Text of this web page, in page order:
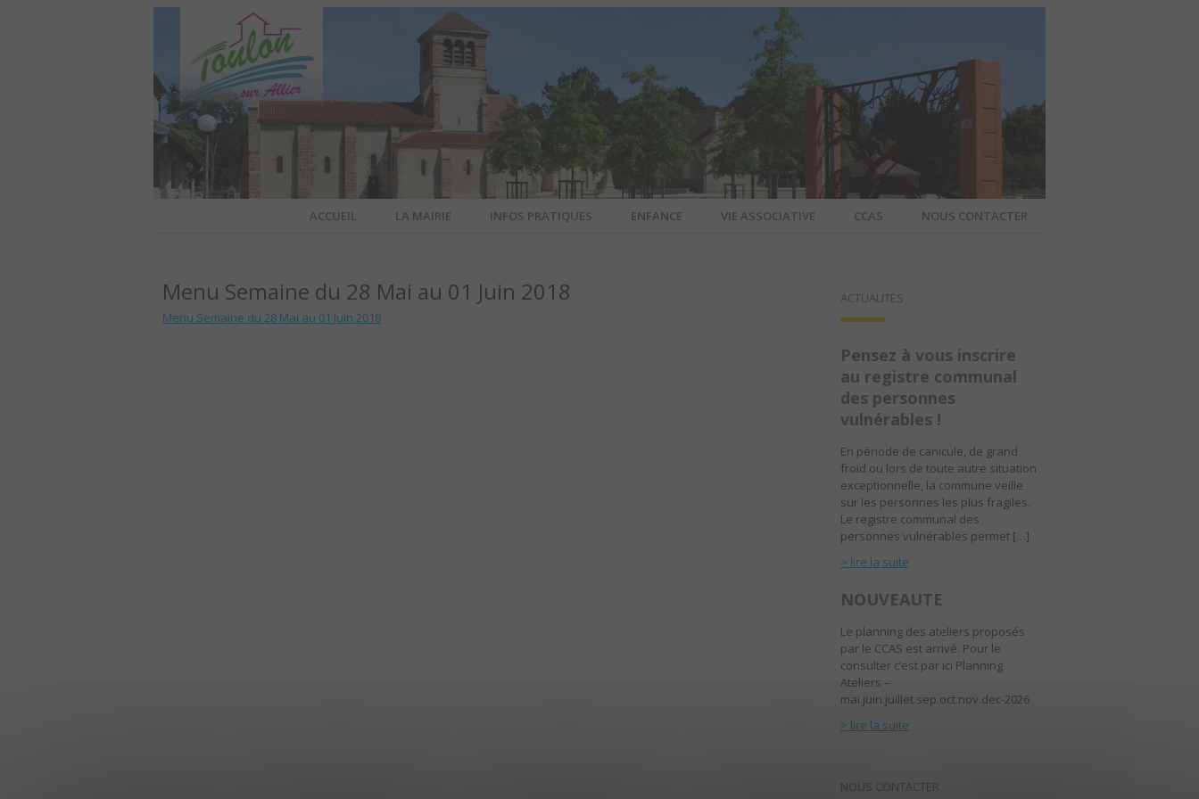
TOULON-SUR-ALLIER – SITE
OFFICIEL DE LA COMMUNE
ACCUEIL LA MAIRIE INFOS PRATIQUES ENFANCE VIE ASSOCIATIVE CCAS NOUS CONTACTER
Menu Semaine du 28 Mai au 01 Juin 2018
Menu Semaine du 28 Mai au 01 Juin 2018
ACTUALITÉS
Pensez à vous inscrire
au registre communal
des personnes
vulnérables !
En période de canicule, de grand
froid ou lors de toute autre situation
exceptionnelle, la commune veille
sur les personnes les plus fragiles.
Le registre communal des
personnes vulnérables permet […]
> lire la suite
NOUVEAUTE
Le planning des ateliers proposés
par le CCAS est arrivé. Pour le
consulter c’est par ici Planning
Ateliers –
mai.juin.juillet.sep.oct.nov.dec-2026
> lire la suite
NOUS CONTACTER